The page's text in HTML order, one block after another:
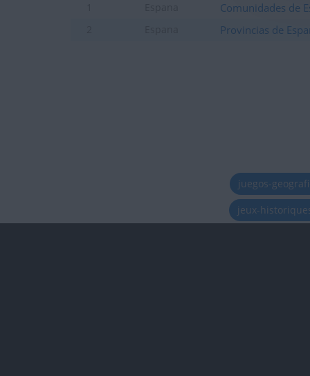
Comunidades de
Provincias de
juegos-
jeux-